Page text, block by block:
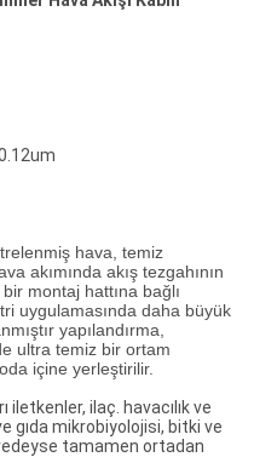
hava, temiz
akımında akış tezgahının
montaj hattına bağlı
uygulamasında daha büyük
yapılandırma,
ultra temiz bir ortam
içine yerleştirilir.
ilaç. havacılık ve
gıda mikrobiyolojisi, bitki ve
tamamen ortadan